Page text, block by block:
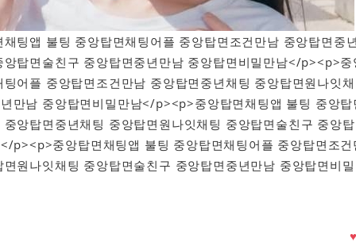
팅앱 불팅 중앙탑면채팅어플 중앙탑면조건만남 중앙탑면중
탑면술친구 중앙탑면중년만남 중앙탑면비밀만남</p><p>중
어플 중앙탑면조건만남 중앙탑면중년채팅 중앙탑면원나잇
만남 중앙탑면비밀만남</p><p>중앙탑면채팅앱 불팅 중앙탑
앙탑면중년채팅 중앙탑면원나잇채팅 중앙탑면술친구 중앙
p><p>중앙탑면채팅앱 불팅 중앙탑면채팅어플 중앙탑면조건
원나잇채팅 중앙탑면술친구 중앙탑면중년만남 중앙탑면비